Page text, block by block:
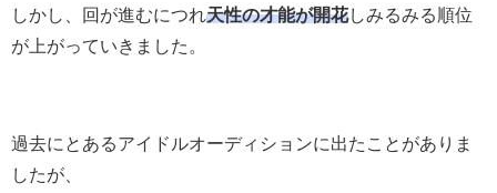
しかし、回が進むにつれ天性の才能が開花しみるみる順位
が上がっていきました。
過去にとあるアイドルオーディションに出たことがありま
したが、